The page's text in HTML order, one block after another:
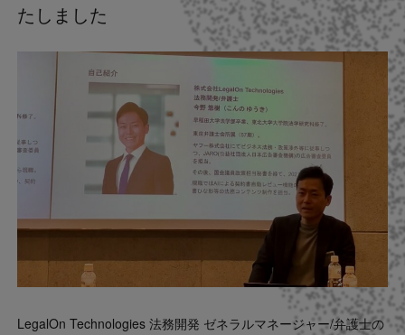
LegalOn Now
Contact
US website
たしました
LegalOn Technologies 法務開発 ゼネラルマネージャー/弁護士の